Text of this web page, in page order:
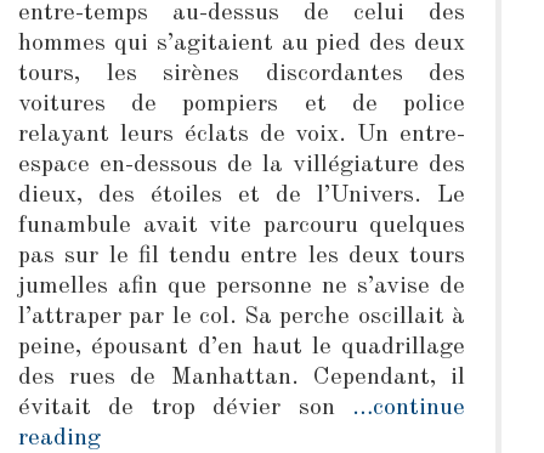
entre-temps au-dessus de celui des
hommes qui s’agitaient au pied des deux
tours, les sirènes discordantes des
voitures de pompiers et de police
relayant leurs éclats de voix. Un entre-
espace en-dessous de la villégiature des
dieux, des étoiles et de l’Univers. Le
funambule avait vite parcouru quelques
pas sur le fil tendu entre les deux tours
jumelles afin que personne ne s’avise de
l’attraper par le col. Sa perche oscillait à
peine, épousant d’en haut le quadrillage
des rues de Manhattan. Cependant, il
évitait de trop dévier son …continue
reading